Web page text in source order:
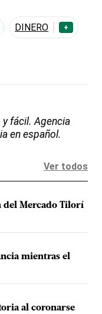
DINERO +
y fácil. Agencia
en español.
Ver todos
del Mercado Tilorí
mientras el
al coronarse